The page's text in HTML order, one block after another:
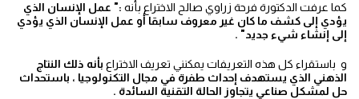
كما عرفت الدكتورة فرحة زراوي صالح الاختراع بأنه :" عمل الإنسان الذي
يؤدي إلى كشف ما كان غير معروف سابقا أو عمل الإنسان الذي يؤدي
إلى إنشاء شيء جديد" .
و باستقراء كل هذه التعريفات يمكنني تعريف الاختراع بأنه ذلك النتاج
الذهني الذي يستهدف إحداث طفرة في مجال التكنولوجيا ، باستحداث
حل لمشكل صناعي يتجاوز الحالة التقنية السائدة .